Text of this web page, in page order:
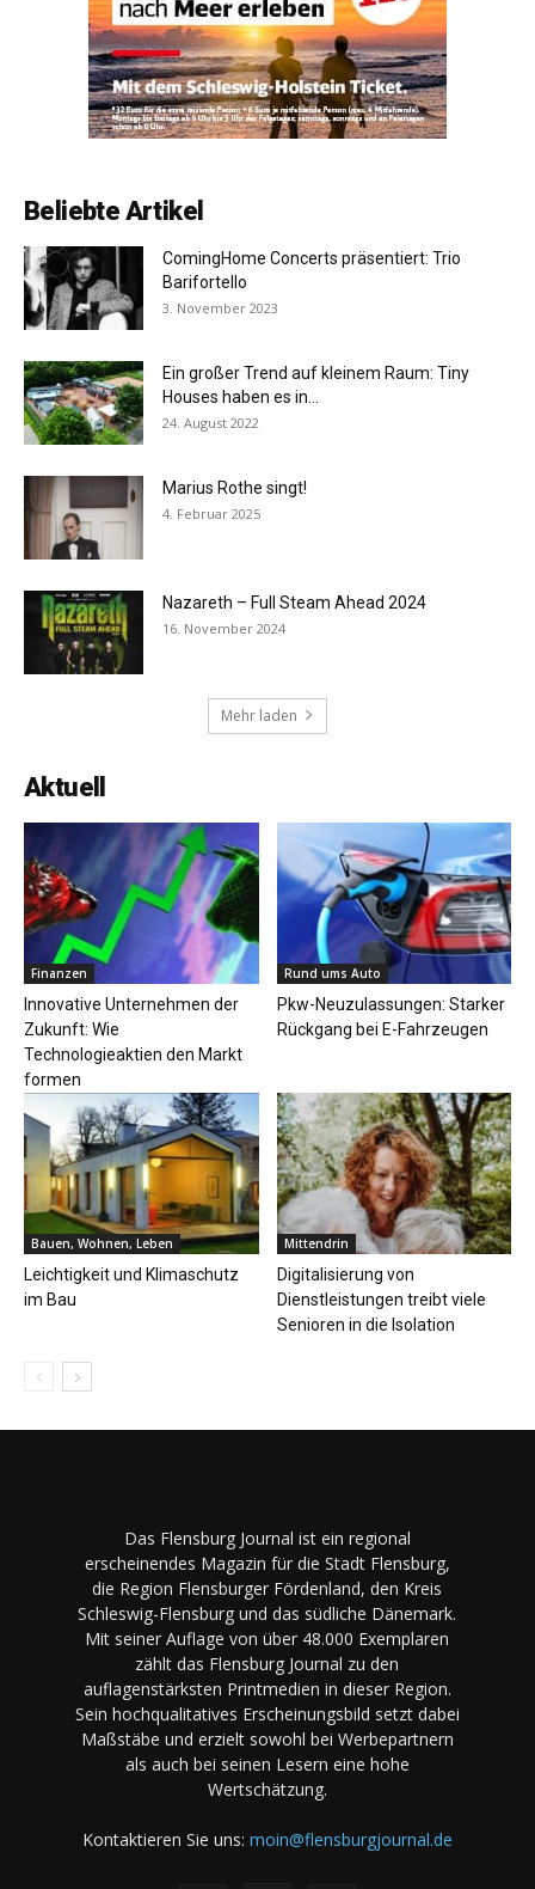
Beliebte Artikel
ComingHome Concerts präsentiert: Trio
Barifortello
3. November 2023
Ein großer Trend auf kleinem Raum: Tiny
Houses haben es in...
24. August 2022
Marius Rothe singt!
4. Februar 2025
Nazareth – Full Steam Ahead 2024
16. November 2024
Mehr laden
Aktuell
Finanzen
Innovative Unternehmen der
Zukunft: Wie
Technologieaktien den Markt
formen
Rund ums Auto
Pkw-Neuzulassungen: Starker
Rückgang bei E-Fahrzeugen
Bauen, Wohnen, Leben
Leichtigkeit und Klimaschutz
im Bau
Mittendrin
Digitalisierung von
Dienstleistungen treibt viele
Senioren in die Isolation
Das Flensburg Journal ist ein regional
erscheinendes Magazin für die Stadt Flensburg,
die Region Flensburger Fördenland, den Kreis
Schleswig-Flensburg und das südliche Dänemark.
Mit seiner Auflage von über 48.000 Exemplaren
zählt das Flensburg Journal zu den
auflagenstärksten Printmedien in dieser Region.
Sein hochqualitatives Erscheinungsbild setzt dabei
Maßstäbe und erzielt sowohl bei Werbepartnern
als auch bei seinen Lesern eine hohe
Wertschätzung.
Kontaktieren Sie uns: moin@flensburgjournal.de